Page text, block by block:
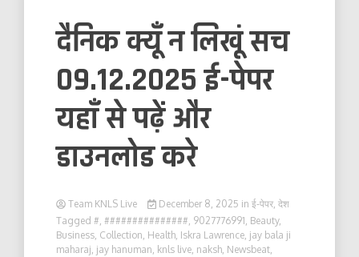
दैनिक क्यूँ न लिखूं सच
09.12.2025 ई-पेपर
यहाँ से पढ़ें और
डाउनलोड करे
Team KNLS Live December 8, 2025 in ई-पेपर, देश
Tagged #, ###############, 9027776991, Beauty,
Business, Collection, Health, Iskra Lawrence, jay bala ji
maharaj, jay hanuman, knls live, naksh, Newsbeat,